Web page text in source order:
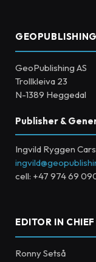
GeoPublishing AS
Trollkleiva 23
N-1389 Heggedal
Publisher &
Ingvild Ryggen
cell: +47 974 69
EDITOR IN CHIEF
Ronny Setså